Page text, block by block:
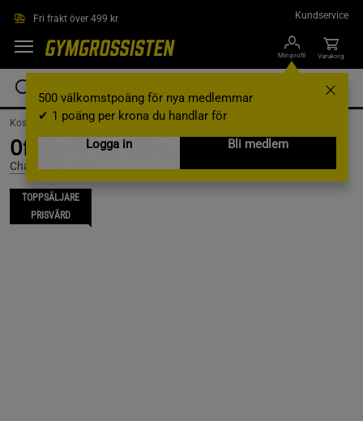
Fri frakt över 499 kr Kundservice
Min profil
500 välkomstpoäng för nya medlemmar
✔ 1 poäng per krona du handlar för
Logga in
Bli medlem
Varukorg
Kosttillskott /PWO /Komplett PWO
Off the Hook, 525 g, Bloody Berry
Chained Nutrition
TOPPSÄLJARE
PRISVÄRD